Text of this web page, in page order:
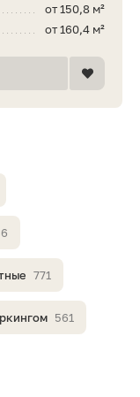
771
561
от 150,8 м²
от 160,4 м²